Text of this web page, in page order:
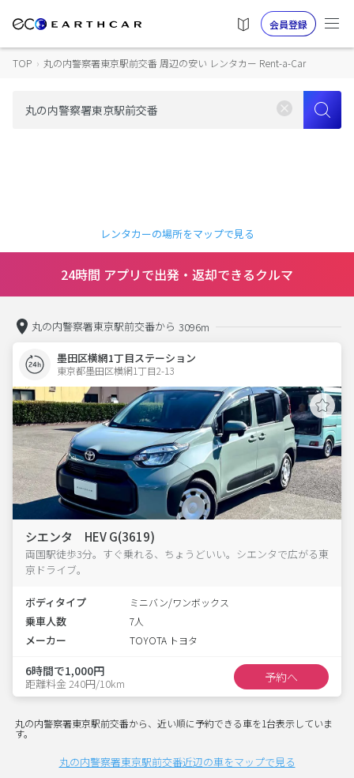
会員登録
TOP › 丸の内警察署東京駅前交番 周辺の安い レンタカー Rent-a-Car
レンタカーの場所をマップで見る
24時間 アプリで出発・返却できるクルマ
丸の内警察署東京駅前交番から 3096m
墨田区横網1丁目ステーション
東京都墨田区横網1丁目2-13
シエンタ HEV G(3619)
両国駅徒歩3分。すぐ乗れる、ちょうどいい。シエンタで広がる東
京ドライブ。
ボディタイプ ミニバン/ワンボックス
乗車人数 7人
メーカー TOYOTA トヨタ
6時間で1,000円
距離料金 240円/10km 予約へ
丸の内警察署東京駅前交番から、近い順に予約できる車を1台表示していま
す。
丸の内警察署東京駅前交番近辺の車をマップで見る